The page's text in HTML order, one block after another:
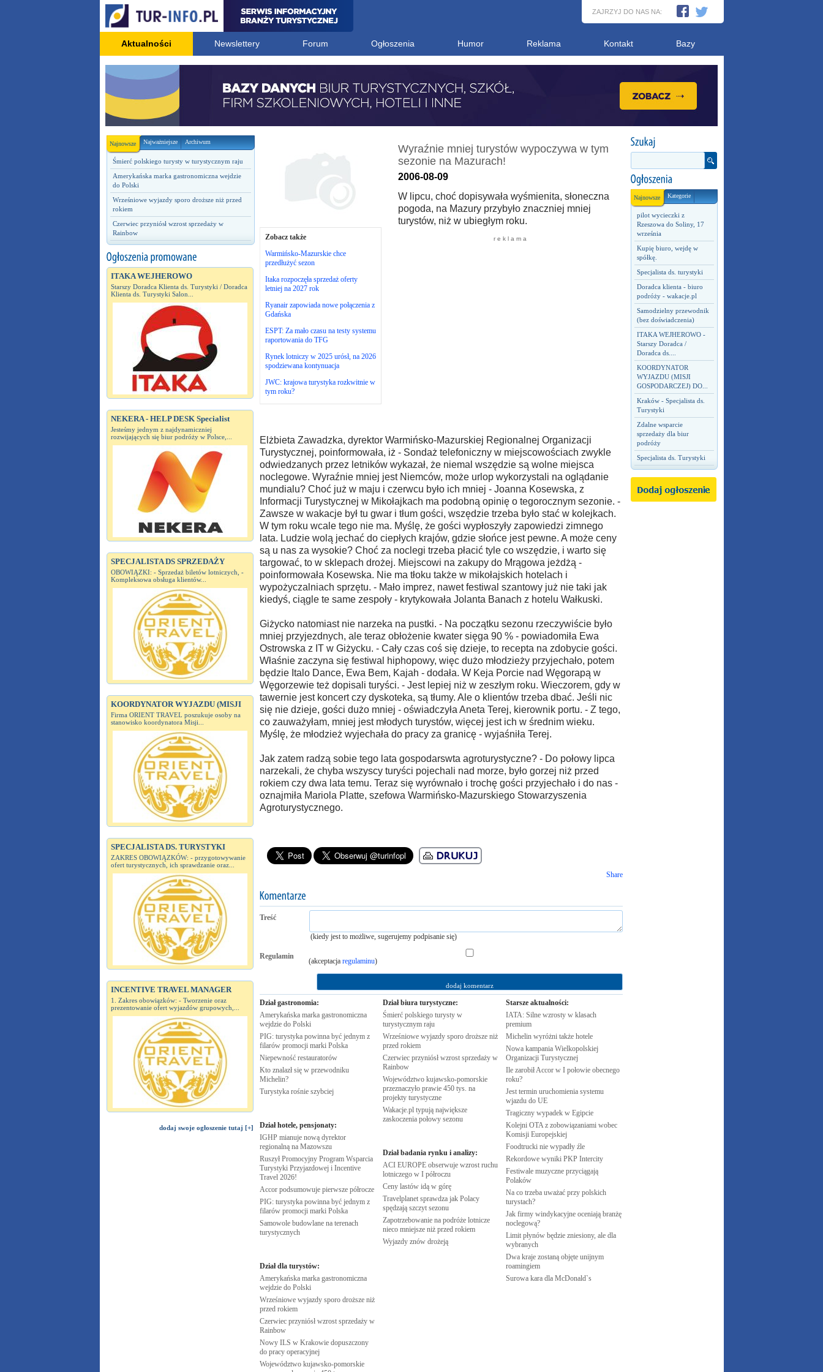
ZAJRZYJ DO NAS NA:
Aktualności Newslettery Forum Ogłoszenia Humor Reklama Kontakt Bazy
Najnowsze Najważniejsze Archiwum
Śmierć polskiego turysty w turystycznym raju
Amerykańska marka gastronomiczna wejdzie
do Polski
Wrześniowe wyjazdy sporo droższe niż przed
rokiem
Czerwiec przyniósł wzrost sprzedaży w
Rainbow
ITAKA WEJHEROWO
Starszy Doradca Klienta ds. Turystyki / Doradca
Klienta ds. Turystyki Salon...
NEKERA - HELP DESK Specialist
Jesteśmy jednym z najdynamiczniej
rozwijających się biur podróży w Polsce,...
SPECJALISTA DS SPRZEDAŻY
OBOWIĄZKI: - Sprzedaż biletów lotniczych, -
Kompleksowa obsługa klientów...
KOORDYNATOR WYJAZDU (MISJI
Firma ORIENT TRAVEL poszukuje osoby na
stanowisko koordynatora Misji...
SPECJALISTA DS. TURYSTYKI
ZAKRES OBOWIĄZKÓW: - przygotowywanie
ofert turystycznych, ich sprawdzanie oraz...
INCENTIVE TRAVEL MANAGER
1. Zakres obowiązków: - Tworzenie oraz
prezentowanie ofert wyjazdów grupowych,...
dodaj swoje ogłoszenie tutaj [+]
Najnowsze Kategorie
pilot wycieczki z
Rzeszowa do Soliny, 17
września
Kupię biuro, wejdę w
spółkę.
Specjalista ds. turystyki
Doradca klienta - biuro
podróży - wakacje.pl
Samodzielny przewodnik
(bez doświadczenia)
ITAKA WEJHEROWO -
Starszy Doradca /
Doradca ds....
KOORDYNATOR
WYJAZDU (MISJI
GOSPODARCZEJ) DO...
Kraków - Specjalista ds.
Turystyki
Zdalne wsparcie
sprzedaży dla biur
podróży
Specjalista ds. Turystyki
Zobacz także
Warmińsko-Mazurskie chce
przedłużyć sezon
Itaka rozpoczęła sprzedaż oferty
letniej na 2027 rok
Ryanair zapowiada nowe połączenia z
Gdańska
ESPT: Za mało czasu na testy systemu
raportowania do TFG
Rynek lotniczy w 2025 urósł, na 2026
spodziewana kontynuacja
JWC: krajowa turystyka rozkwitnie w
tym roku?
Wyraźnie mniej turystów wypoczywa w tym
sezonie na Mazurach!
2006-08-09
W lipcu, choć dopisywała wyśmienita, słoneczna
pogoda, na Mazury przybyło znaczniej mniej
turystów, niż w ubiegłym roku.
r e k l a m a
Elżbieta Zawadzka, dyrektor Warmińsko-Mazurskiej Regionalnej Organizacji
Turystycznej, poinformowała, iż - Sondaż telefoniczny w miejscowościach zwykle
odwiedzanych przez letników wykazał, że niemal wszędzie są wolne miejsca
noclegowe. Wyraźnie mniej jest Niemców, może urlop wykorzystali na oglądanie
mundialu? Choć już w maju i czerwcu było ich mniej - Joanna Kosewska, z
Informacji Turystycznej w Mikołajkach ma podobną opinię o tegorocznym sezonie. -
Zawsze w wakacje był tu gwar i tłum gości, wszędzie trzeba było stać w kolejkach.
W tym roku wcale tego nie ma. Myślę, że gości wypłoszyły zapowiedzi zimnego
lata. Ludzie wolą jechać do ciepłych krajów, gdzie słońce jest pewne. A może ceny
są u nas za wysokie? Choć za noclegi trzeba płacić tyle co wszędzie, i warto się
targować, to w sklepach drożej. Miejscowi na zakupy do Mrągowa jeżdżą -
poinformowała Kosewska. Nie ma tłoku także w mikołajskich hotelach i
wypożyczalniach sprzętu. - Mało imprez, nawet festiwal szantowy już nie taki jak
kiedyś, ciągle te same zespoły - krytykowała Jolanta Banach z hotelu Wałkuski.
Giżycko natomiast nie narzeka na pustki. - Na początku sezonu rzeczywiście było
mniej przyjezdnych, ale teraz obłożenie kwater sięga 90 % - powiadomiła Ewa
Ostrowska z IT w Giżycku. - Cały czas coś się dzieje, to recepta na zdobycie gości.
Właśnie zaczyna się festiwal hiphopowy, więc dużo młodzieży przyjechało, potem
będzie Italo Dance, Ewa Bem, Kajah - dodała. W Keja Porcie nad Węgorapą w
Węgorzewie też dopisali turyści. - Jest lepiej niż w zeszłym roku. Wieczorem, gdy w
tawernie jest koncert czy dyskoteka, są tłumy. Ale o klientów trzeba dbać. Jeśli nic
się nie dzieje, gości dużo mniej - oświadczyła Aneta Terej, kierownik portu. - Z tego,
co zauważyłam, mniej jest młodych turystów, więcej jest ich w średnim wieku.
Myślę, że młodzież wyjechała do pracy za granicę - wyjaśniła Terej.
Jak zatem radzą sobie tego lata gospodarswta agroturystyczne? - Do połowy lipca
narzekali, że chyba wszyscy turyści pojechali nad morze, było gorzej niż przed
rokiem czy dwa lata temu. Teraz się wyrównało i trochę gości przyjechało i do nas -
oznajmiła Mariola Platte, szefowa Warmińsko-Mazurskiego Stowarzyszenia
Agroturystycznego.
Share
Treść
(kiedy jest to możliwe, sugerujemy podpisanie się)
Regulamin
(akceptacja regulaminu)
Dział gastronomia:
Amerykańska marka gastronomiczna
wejdzie do Polski
PIG: turystyka powinna być jednym z
filarów promocji marki Polska
Niepewność restauratorów
Kto znalazł się w przewodniku
Michelin?
Turystyka rośnie szybciej
Dział hotele, pensjonaty:
IGHP mianuje nową dyrektor
regionalną na Mazowszu
Ruszył Promocyjny Program Wsparcia
Turystyki Przyjazdowej i Incentive
Travel 2026!
Accor podsumowuje pierwsze półrocze
PIG: turystyka powinna być jednym z
filarów promocji marki Polska
Samowole budowlane na terenach
turystycznych
Dział dla turystów:
Amerykańska marka gastronomiczna
wejdzie do Polski
Wrześniowe wyjazdy sporo droższe niż
przed rokiem
Czerwiec przyniósł wzrost sprzedaży w
Rainbow
Nowy ILS w Krakowie dopuszczony
do pracy operacyjnej
Województwo kujawsko-pomorskie
Dział biura turystyczne:
Śmierć polskiego turysty w
turystycznym raju
Wrześniowe wyjazdy sporo droższe niż
przed rokiem
Czerwiec przyniósł wzrost sprzedaży w
Rainbow
Województwo kujawsko-pomorskie
przeznaczyło prawie 450 tys. na
projekty turystyczne
Wakacje.pl typują największe
zaskoczenia połowy sezonu
Dział badania rynku i analizy:
ACI EUROPE obserwuje wzrost ruchu
lotniczego w I półroczu
Ceny lastów idą w górę
Travelplanet sprawdza jak Polacy
spędzają szczyt sezonu
Zapotrzebowanie na podróże lotnicze
nieco mniejsze niż przed rokiem
Wyjazdy znów drożeją
Starsze aktualności:
IATA: Silne wzrosty w klasach
premium
Michelin wyróżni także hotele
Nowa kampania Wielkopolskiej
Organizacji Turystycznej
Ile zarobił Accor w I połowie obecnego
roku?
Jest termin uruchomienia systemu
wjazdu do UE
Tragiczny wypadek w Egipcie
Kolejni OTA z zobowiązaniami wobec
Komisji Europejskiej
Foodtrucki nie wypadły źle
Rekordowe wyniki PKP Intercity
Festiwale muzyczne przyciągają
Polaków
Na co trzeba uważać przy polskich
turystach?
Jak firmy windykacyjne oceniają branżę
noclegową?
Limit płynów będzie zniesiony, ale dla
wybranych
Dwa kraje zostaną objęte unijnym
roamingiem
Surowa kara dla McDonald`s